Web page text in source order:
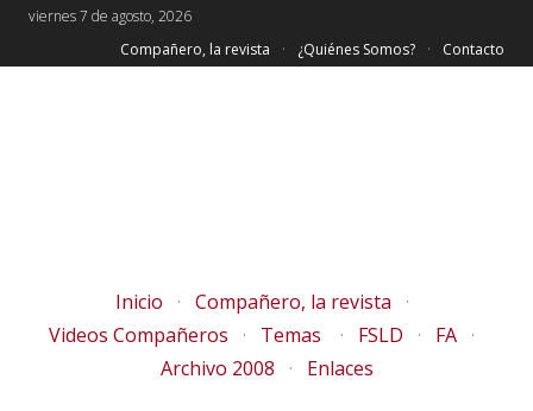
viernes 7 de agosto, 2026
Compañero, la revista
¿Quiénes Somos? Contacto
Inicio
Compañero, la revista
Videos Compañeros
Temas FSLD
FA
Archivo 2008
Enlaces